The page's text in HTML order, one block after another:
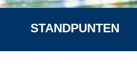
STANDPUNTEN